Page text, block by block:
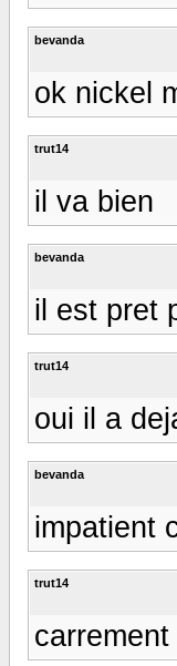
bevanda
ok nickel
trut14
il va bien
bevanda
il est pret
trut14
oui il a
bevanda
impatient
trut14